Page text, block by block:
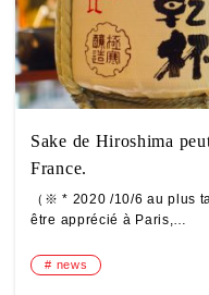
Sake de Hiroshima
France.
（※ * 2020 /10/6 au plus
être apprécié à Paris,…
news